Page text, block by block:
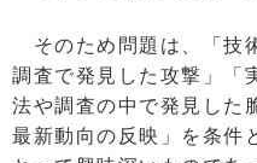
そのため問題は、「技
調査で発見した攻撃」「
法や調査の中で発見した
最新動向の反映」を条件